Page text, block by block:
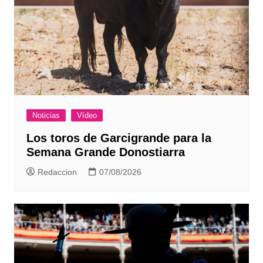
Noticias Vídeo
Los toros de Garcigrande para la
Semana Grande Donostiarra
Redaccion 07/08/2026